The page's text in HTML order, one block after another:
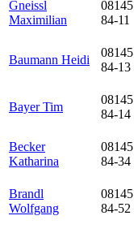
Gneissl
Maximilian
08145
84-11
Baumann Heidi
08145
84-13
Bayer Tim
08145
84-14
Becker
Katharina
08145
84-34
Brandl
Wolfgang
08145
84-52